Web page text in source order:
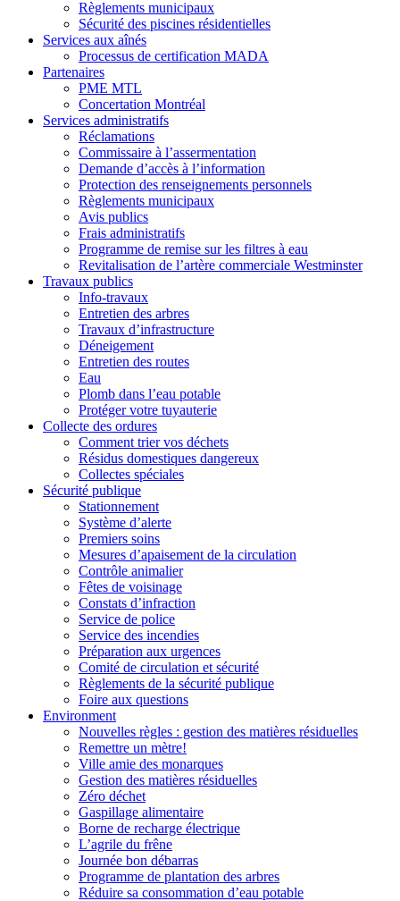
Règlements municipaux
Sécurité des piscines résidentielles
Services aux aînés
Processus de certification MADA
Partenaires
PME MTL
Concertation Montréal
Services administratifs
Réclamations
Commissaire à l’assermentation
Demande d’accès à l’information
Protection des renseignements personnels
Règlements municipaux
Avis publics
Frais administratifs
Programme de remise sur les filtres à eau
Revitalisation de l’artère commerciale Westminster
Travaux publics
Info-travaux
Entretien des arbres
Travaux d’infrastructure
Déneigement
Entretien des routes
Eau
Plomb dans l’eau potable
Protéger votre tuyauterie
Collecte des ordures
Comment trier vos déchets
Résidus domestiques dangereux
Collectes spéciales
Sécurité publique
Stationnement
Système d’alerte
Premiers soins
Mesures d’apaisement de la circulation
Contrôle animalier
Fêtes de voisinage
Constats d’infraction
Service de police
Service des incendies
Préparation aux urgences
Comité de circulation et sécurité
Règlements de la sécurité publique
Foire aux questions
Environment
Nouvelles règles : gestion des matières résiduelles
Remettre un mètre!
Ville amie des monarques
Gestion des matières résiduelles
Zéro déchet
Gaspillage alimentaire
Borne de recharge électrique
L’agrile du frêne
Journée bon débarras
Programme de plantation des arbres
Réduire sa consommation d’eau potable